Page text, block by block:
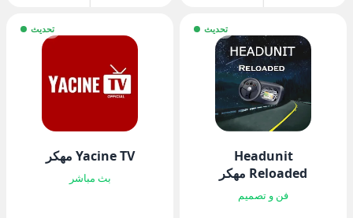
تحديث
Headunit
Reloaded مهكر
فن و تصميم
تحديث
Yacine TV مهكر
بث مباشر